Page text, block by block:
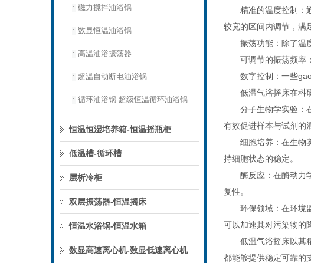
磁力搅拌油浴锅
数显恒温油浴锅
高温油浴振荡器
超温自动断电油浴锅
循环油浴锅-超级恒温循环油浴锅
恒温恒湿培养箱-恒温摇瓶柜
低温槽-循环槽
层析冷柜
双层振荡器-恒温摇床
恒温水浴锅-恒温水箱
数显高速离心机-数显低速离心机
精准的温度控制：通
较宽的区间内调节，满
振荡功能：除了温度
可调节的振荡频率：
数字控制：一些gao
低温气浴摇床在科
分子生物学实验：在
有效促进样本与试剂的
细胞培养：在生物实
持细胞状态的稳定。
酶反应：在酶动力学
复性。
环保领域：在环境监
可以加速其对污染物的
低温气浴摇床以其精
都能够提供稳定可靠的